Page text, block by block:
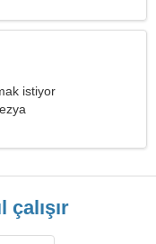
istiyor
çalışır